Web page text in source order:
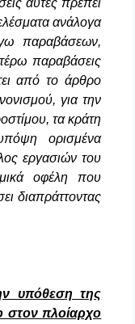
ανάλογα
παραβάσεων,
παραβάσεις
από το άρθρο
για την
τα κράτη
ορισμένα
εργασιών του
οφέλη που
διαπράττοντας
υπόθεση της
στον πλοίαρχο